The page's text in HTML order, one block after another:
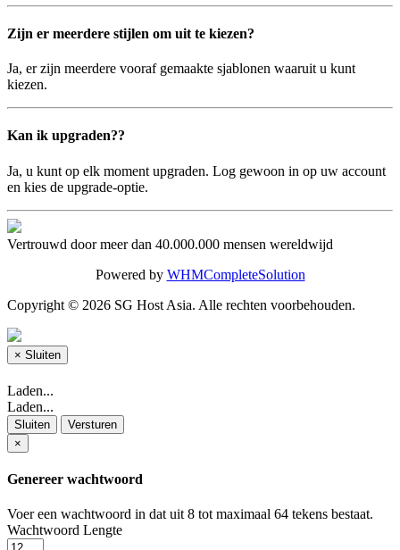
Zijn er meerdere stijlen om uit te kiezen?
Ja, er zijn meerdere vooraf gemaakte sjablonen waaruit u kunt
kiezen.
Kan ik upgraden??
Ja, u kunt op elk moment upgraden. Log gewoon in op uw account
en kies de upgrade-optie.
Vertrouwd door meer dan 40.000.000 mensen wereldwijd
Powered by WHMCompleteSolution
Copyright © 2026 SG Host Asia. Alle rechten voorbehouden.
× Sluiten
Laden...
Laden...
Sluiten
Versturen
×
Genereer wachtwoord
Voer een wachtwoord in dat uit 8 tot maximaal 64 tekens bestaat.
Wachtwoord Lengte